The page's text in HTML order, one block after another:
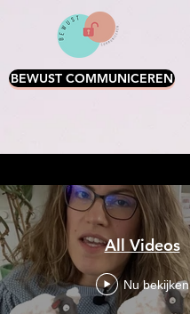
BEWUST COMMUNICEREN
All Videos
Nu bekijken